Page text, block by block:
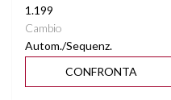
1.199
Cambio
Autom./Sequenz.
CONFRONTA